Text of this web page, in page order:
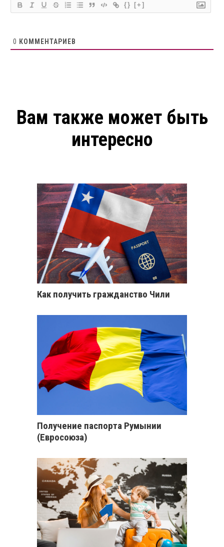
{} [+]
0 КОММЕНТАРИЕВ
Вам также может быть
интересно
Как получить гражданство Чили
Получение паспорта Румынии
(Евросоюза)